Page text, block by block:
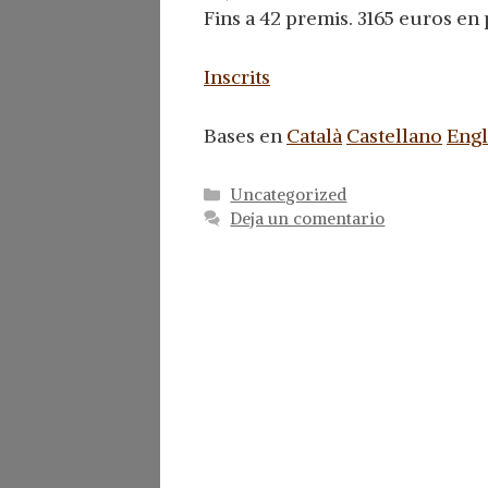
Fins a 42 premis. 3165 euros en
Inscrits
Bases en Català Castellano
Categorías
Uncategorized
Deja un comentario